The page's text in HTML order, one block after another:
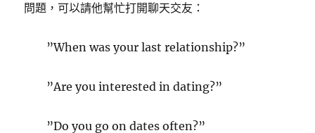
問題，可以請他幫忙打開聊天交友：
”When was your last relationship?”
”Are you interested in dating?”
”Do you go on dates often?”